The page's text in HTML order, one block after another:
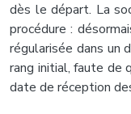
dès le départ. La
procédure :
régularisée dans un
rang initial, faute de
date de réception